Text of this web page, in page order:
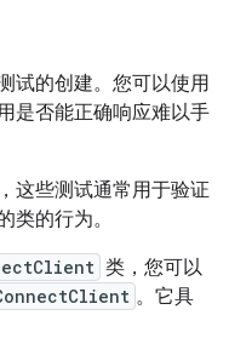
试的创建。您可以使用
是否能正确响应难以手
这些测试通常用于验证
类的行为。
类，您可以
。它具